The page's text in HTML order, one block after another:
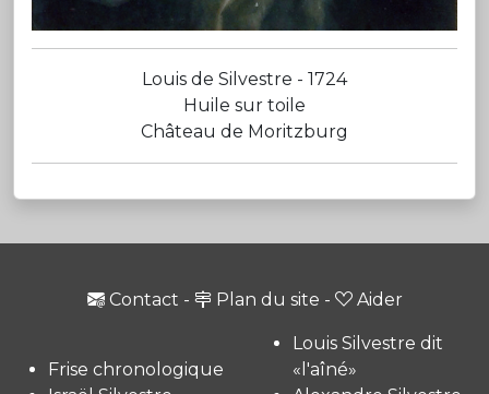
Louis de Silvestre - 1724
Huile sur toile
Château de Moritzburg
Contact - Plan du site - Aider
Frise chronologique
Louis Silvestre dit
«l'aîné»